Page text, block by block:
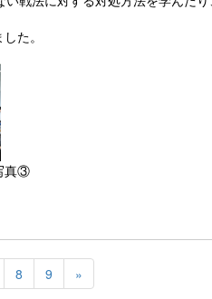
た。
8 9 »